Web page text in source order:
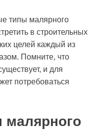
типы малярного
в строительных
целей каждый из
Помните, что
и для
потребоваться